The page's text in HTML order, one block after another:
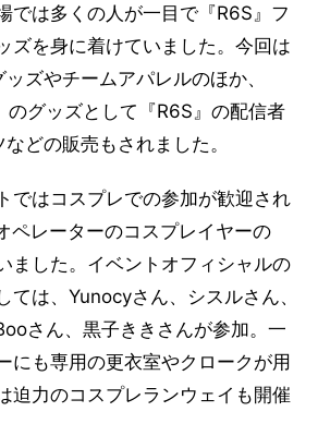
では多くの人が一目で『R6S』フ
ズを身に着けていました。今回は
ズやチームアパレルのほか、
のグッズとして『R6S』の配信者
どの販売もされました。
ではコスプレでの参加が歓迎され
ペレーターのコスプレイヤーの
ました。イベントオフィシャルの
ては、Yunocyさん、シスルさん、
さん、黒子ききさんが参加。一
にも専用の更衣室やクロークが用
迫力のコスプレランウェイも開催